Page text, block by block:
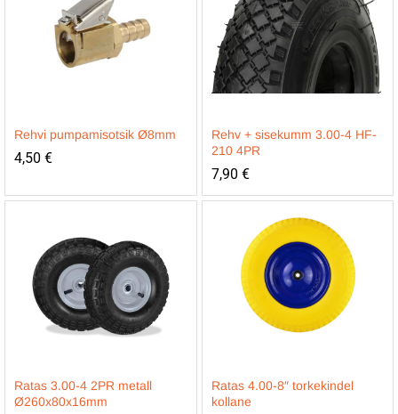
Rehvi pumpamisotsik Ø8mm
4,50 €
Rehv + sisekumm 3.00-4 HF-
210 4PR
7,90 €
Ratas 3.00-4 2PR metall
Ø260x80x16mm
Ratas 4.00-8″ torkekindel
kollane